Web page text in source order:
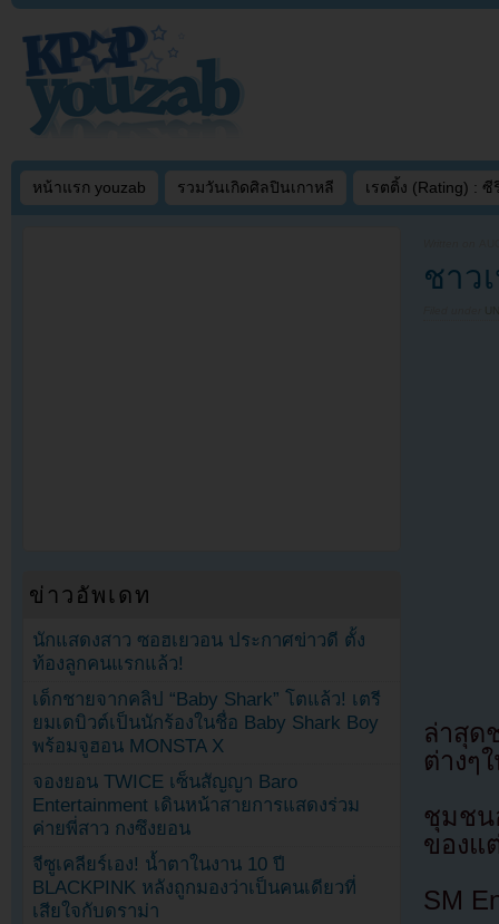
หน้าแรก youzab รวมวันเกิดศิลปินเกาหลี เรตติ้ง (Rating) : ซี
ชาว
ล่าสุด
ต่างๆ
ชุมชน
ของแ
SM
ข่าวอัพเดท
นักแสดงสาว ซอฮเยวอน ประกาศข่าวดี ตั้ง
ท้องลูกคนแรกแล้ว!
เด็กชายจากคลิป “Baby Shark” โตแล้ว! เตรี
ยมเดบิวต์เป็นนักร้องในชื่อ Baby Shark Boy
พร้อมจูฮอน MONSTA X
จองยอน TWICE เซ็นสัญญา Baro
Entertainment เดินหน้าสายการแสดงร่วม
ค่ายพี่สาว กงซึงยอน
จีซูเคลียร์เอง! น้ำตาในงาน 10 ปี
BLACKPINK หลังถูกมองว่าเป็นคนเดียวที่
เสียใจกับดราม่า